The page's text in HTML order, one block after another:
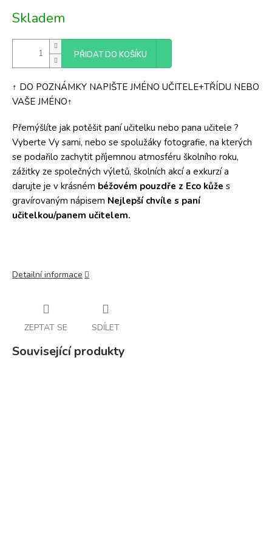
cena:
Skladem
PŘIDAT DO KOŠÍKU
↑ DO POZNÁMKY NAPIŠTE JMÉNO UČITELE+TŘÍDU NEBO
VAŠE JMÉNO↑
Přemýšlíte jak potěšit paní učitelku nebo pana učitele ?
Vyberte Vy sami, nebo se spolužáky fotografie, na kterých
se podařilo zachytit příjemnou atmosféru školního roku,
zážitky ze společných výletů, školních akcí a exkurzí a
darujte je v krásném béžovém pouzdře z Eco kůže s
gravírovaným nápisem Nejlepší chvíle s paní
učitelkou/panem učitelem.
Detailní informace
ZEPTAT SE SDÍLET
Související produkty